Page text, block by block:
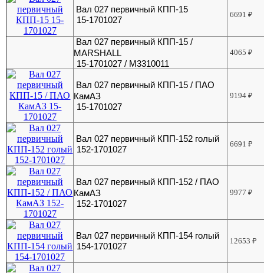
Вал 027 первичный КПП-15
15-1701027
6691₽
Вал 027 первичный КПП-15 /
MARSHALL
15-1701027 / M3310011
4065₽
Вал 027 первичный КПП-15 / ПАО
КамАЗ
15-1701027
9194₽
Вал 027 первичный КПП-152 голый
152-1701027
6691₽
Вал 027 первичный КПП-152 / ПАО
КамАЗ
152-1701027
9977₽
Вал 027 первичный КПП-154 голый
154-1701027
12653₽